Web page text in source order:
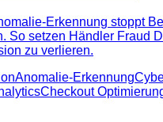
Erkennung stoppt
So setzen Händler Fraud
zu verlieren.
Anomalie-Erkennung
Checkout